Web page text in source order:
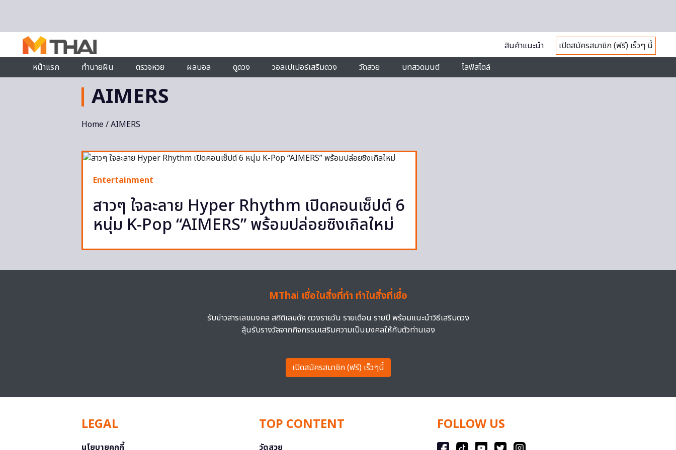
สินค้าแนะนำ
เปิดสมัครสมาชิก (ฟรี) เร็วๆ นี้
หน้าแรก
ทำนายฝัน ตรวจหวย ผลบอล ดูดวง วอลเปเปอร์เสริมดวง วัดสวย บทสวดมนต์ ไลฟ์สไตล์
AIMERS
Home/ AIMERS
Entertainment
สาวๆ ใจละลาย Hyper Rhythm เปิดคอนเซ็ปต์ 6
หนุ่ม K-Pop “AIMERS” พร้อมปล่อยซิงเกิลใหม่
MThai เชื่อในสิ่งที่ทำ ทำในสิ่งที่เชื่อ
รับข่าวสารเลขมงคล สถิติเลขดัง ดวงรายวัน รายเดือน รายปี พร้อมแนะนำวิธีเสริมดวง
ลุ้นรับรางวัลจากกิจกรรมเสริมความเป็นมงคลให้กับตัวท่านเอง
เปิดสมัครสมาชิก (ฟรี) เร็วๆนี้
LEGAL
นโยบายคุกกี้
TOP CONTENT
วัดสวย
FOLLOW US